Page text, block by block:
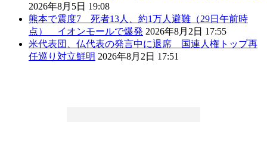
2026年8月5日 19:08
熊本で震度7 死者13人、約1万人避難（29日午前時
点） イオンモールで爆発 2026年8月2日 17:55
米代表団、仏代表の発言中に退席 国連人権トップ再
任巡り対立鮮明 2026年8月2日 17:51